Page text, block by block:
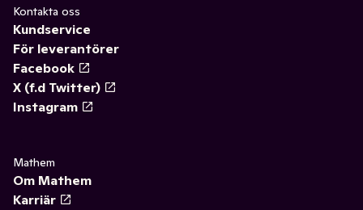
Kontakta oss
Kundservice
För leverantörer
Facebook
X (f.d Twitter)
Instagram
Mathem
Om Mathem
Karriär